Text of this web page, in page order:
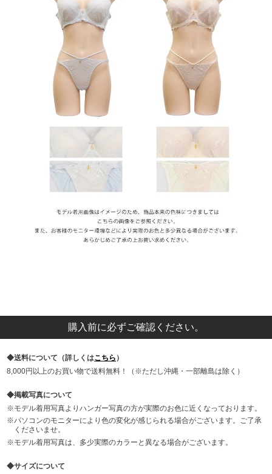
購入前に必ずご確認ください。
送料について（詳しくはこちら ）
8,000円以上のお買い物で送料無料！（※ただし沖縄・一部離島は除く）
掲載写真について
モデル着用写真よりハンガー写真の方が実際のお色に近くなっております。
パソコンのモニターにより色の変化が感じられる場合がございます。ご了承
くださいませ。
モデル着用写真は、多少実際のカラーと異なる場合がございます。
サイズについて